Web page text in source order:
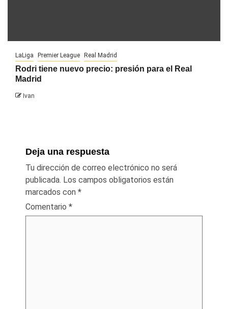
LaLiga Premier League Real Madrid
Rodri tiene nuevo precio: presión para el Real
Madrid
Ivan
Deja una respuesta
Tu dirección de correo electrónico no será
publicada. Los campos obligatorios están
marcados con *
Comentario *